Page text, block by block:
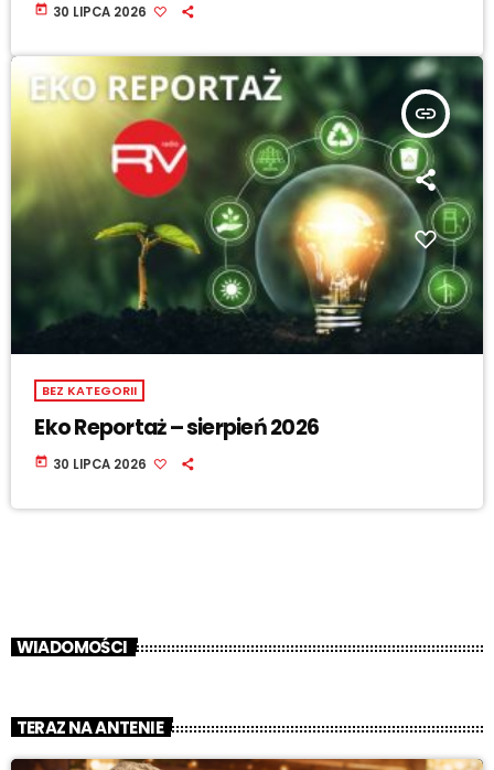
today 30 LIPCA 2026
insert_link
BEZ KATEGORII
Eko Reportaż – sierpień 2026
today 30 LIPCA 2026
WIADOMOŚCI
TERAZ NA ANTENIE